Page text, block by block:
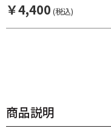
￥4,400 (税込)
商品説明